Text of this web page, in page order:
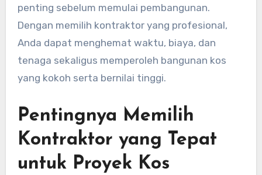
penting sebelum memulai pembangunan.
Dengan memilih kontraktor yang profesional,
Anda dapat menghemat waktu, biaya, dan
tenaga sekaligus memperoleh bangunan kos
yang kokoh serta bernilai tinggi.
Pentingnya Memilih
Kontraktor yang Tepat
untuk Proyek Kos